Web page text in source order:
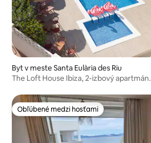
Byt v meste Santa Eulària des Riu
The Loft House Ibiza, 2-izbový apartmán.
Obľúbené medzi hosťami
Obľúbené medzi hosťami